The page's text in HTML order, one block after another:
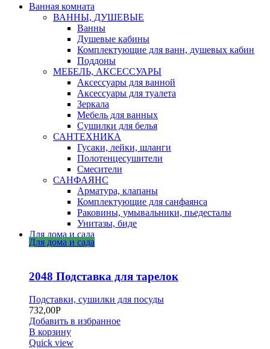
Ванная комната
ВАННЫ, ДУШЕВЫЕ
Ванны
Душевые кабины
Комплектующие для ванн, душевых кабин
Поддоны
МЕБЕЛЬ, АКСЕССУАРЫ
Аксессуары для ванной
Аксессуары для туалета
Зеркала
Мебель для ванных
Сушилки для белья
САНТЕХНИКА
Гусаки, лейки, шланги
Полотенцесушители
Смесители
САНФАЯНС
Арматура, клапаны
Комплектующие для санфаянса
Раковины, умывальники, пьедесталы
Унитазы, биде
Для дома и сада
Для дома и сада
2048 Подставка для тарелок
Подставки, сушилки для посуды
732,00Р
Добавить в избранное
В корзину
Quick view